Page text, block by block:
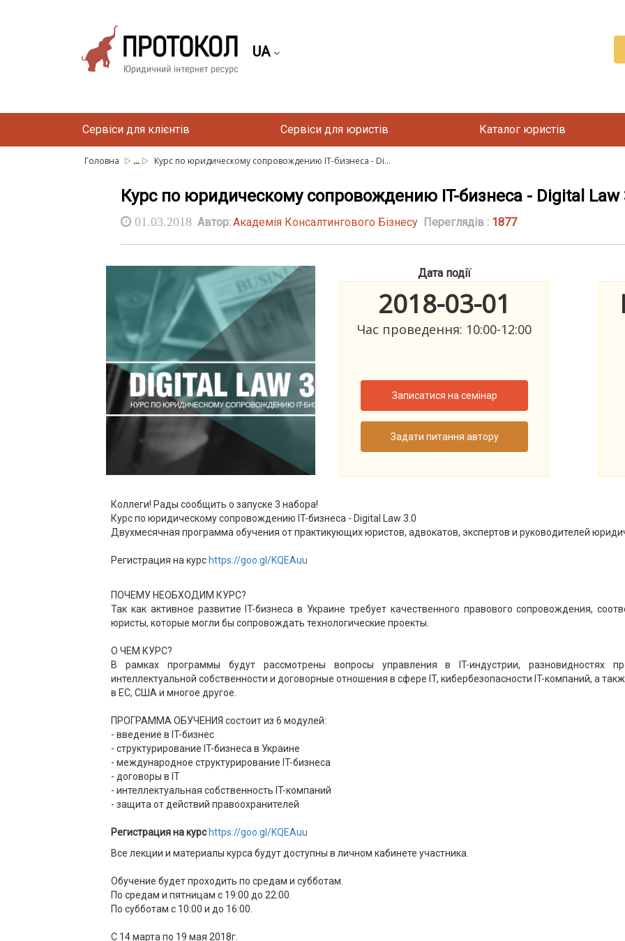
UA
Сервіси для клієнтів Сервіси для юристів Каталог юристів
Головна ... Курс по юридическому сопровождению IT-бизнеса - Di...
Курс по юридическому сопровождению IT-бизнеса - Digital Law
01.03.2018 Автор:Академія Консалтингового Бізнесу Переглядів : 1877
Дата події
2018-03-01
Час проведення: 10:00-12:00
Записатися на семінар
Задати питання автору
Коллеги! Рады сообщить о запуске 3 набора!
Курс по юридическому сопровождению IT-бизнеса - Digital Law 3.0
Двухмесячная программа обучения от практикующих юристов, адвокатов, экспертов и руководителей
Регистрация на курс https://goo.gl/KQEAuu
ПОЧЕМУ НЕОБХОДИМ КУРС?
Так как активное развитие IT-бизнеса в Украине требует качественного правового сопровождения,
юристы, которые могли бы сопровождать технологические проекты.
О ЧЕМ КУРС?
В рамках программы будут рассмотрены вопросы управления в IT-индустрии, разновидностях
интеллектуальной собственности и договорные отношения в сфере IT, кибербезопасности IT-компаний, а
в ЕС, США и многое другое.
ПРОГРАММА ОБУЧЕНИЯ состоит из 6 модулей:
- введение в IT-бизнес
- структурирование IT-бизнеса в Украине
- международное структурирование IT-бизнеса
- договоры в IT
- интеллектуальная собственность IT-компаний
- защита от действий правоохранителей
Регистрация на курс https://goo.gl/KQEAuu
Все лекции и материалы курса будут доступны в личном кабинете участника.
Обучение будет проходить по средам и субботам.
По средам и пятницам с 19:00 до 22:00.
По субботам с 10:00 и до 16:00.
С 14 марта по 19 мая 2018г.